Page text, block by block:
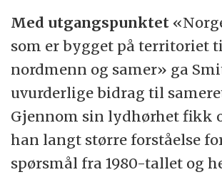
Med utgangspunktet
som er bygget på territoriet
nordmenn og samer» ga
uvurderlige bidrag til
Gjennom sin lydhørhet fikk
han langt større forståelse
spørsmål fra 1980-tallet og